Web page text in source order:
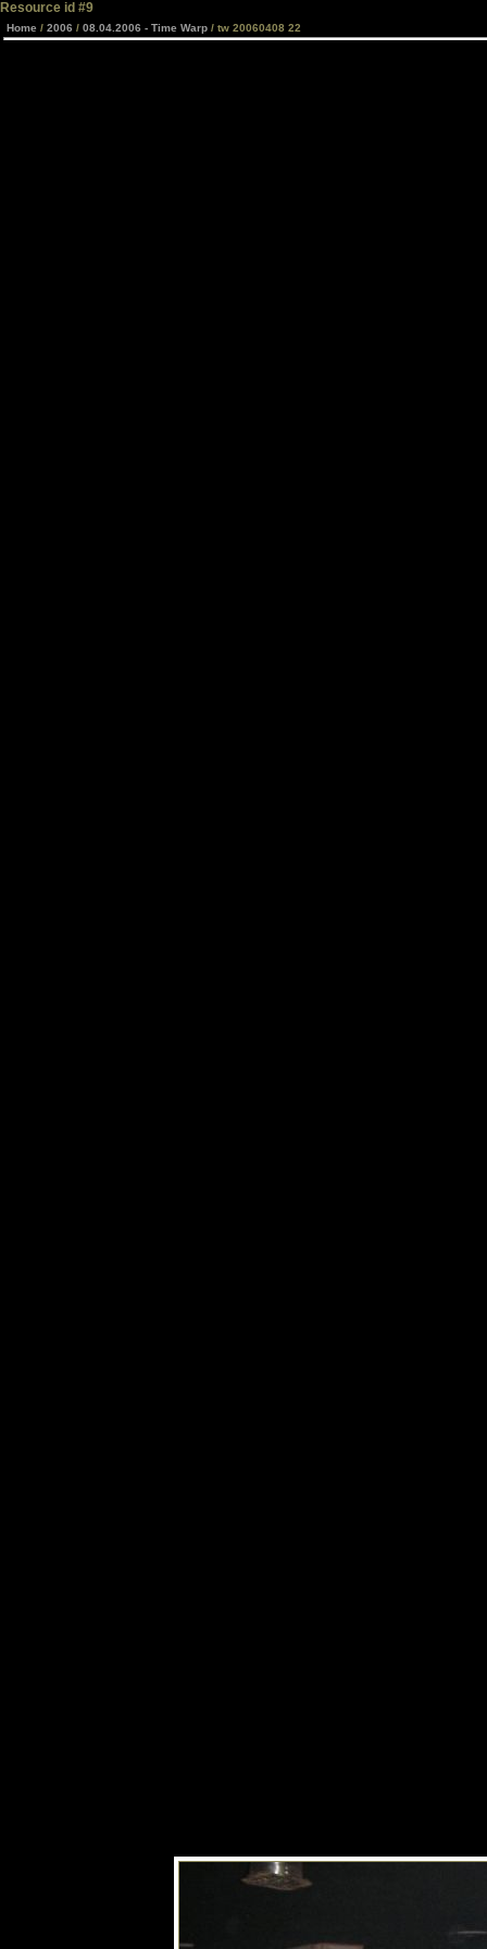
Resource id #9
Home / 2006 / 08.04.2006 - Time Warp / tw 20060408 22